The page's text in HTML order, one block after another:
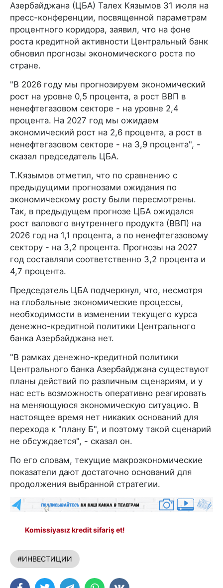
Азербайджана (ЦБА) Талех Кязымов 31 июля на
пресс-конференции, посвященной параметрам
процентного коридора, заявил, что на фоне
роста кредитной активности Центральный банк
обновил прогнозы экономического роста по
стране.
"В 2026 году мы прогнозируем экономический
рост на уровне 0,5 процента, а рост ВВП в
ненефтегазовом секторе - на уровне 2,4
процента. На 2027 год мы ожидаем
экономический рост на 2,6 процента, а рост в
ненефтегазовом секторе - на 3,9 процента", -
сказал председатель ЦБА.
Т.Кязымов отметил, что по сравнению с
предыдущими прогнозами ожидания по
экономическому росту были пересмотрены.
Так, в предыдущем прогнозе ЦБА ожидался
рост валового внутреннего продукта (ВВП) на
2026 год на 1,1 процента, а по ненефтегазовому
сектору - на 3,2 процента. Прогнозы на 2027
год составляли соответственно 3,2 процента и
4,7 процента.
Председатель ЦБА подчеркнул, что, несмотря
на глобальные экономические процессы,
необходимости в изменении текущего курса
денежно-кредитной политики Центрального
банка Азербайджана нет.
"В рамках денежно-кредитной политики
Центрального банка Азербайджана существуют
планы действий по различным сценариям, и у
нас есть возможность оперативно реагировать
на меняющуюся экономическую ситуацию. В
настоящее время нет никаких оснований для
перехода к "плану Б", и поэтому такой сценарий
не обсуждается", - сказал он.
По его словам, текущие макроэкономические
показатели дают достаточно оснований для
продолжения выбранной стратегии.
Komissiyasız kredit sifariş et!
#ИНВЕСТИЦИИ